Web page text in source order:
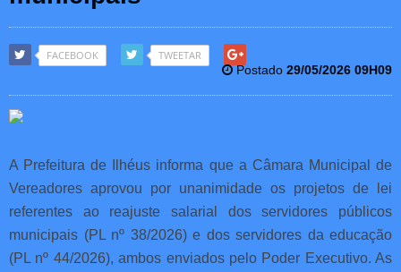
FACEBOOK TWEETAR
Postado 29/05/2026 09H09
A Prefeitura de Ilhéus informa que a Câmara Municipal de
Vereadores aprovou por unanimidade os projetos de lei
referentes ao reajuste salarial dos servidores públicos
municipais (PL nº 38/2026) e dos servidores da educação
(PL nº 44/2026), ambos enviados pelo Poder Executivo. As